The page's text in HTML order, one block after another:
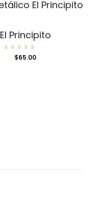
El Principito
Valorad
o con
$65.00